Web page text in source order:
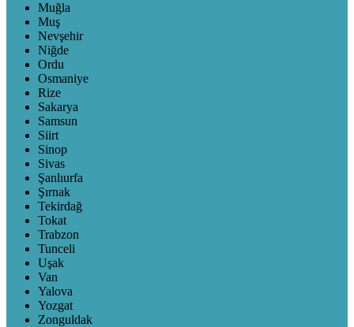
Muğla
Muş
Nevşehir
Niğde
Ordu
Osmaniye
Rize
Sakarya
Samsun
Siirt
Sinop
Sivas
Şanlıurfa
Şırnak
Tekirdağ
Tokat
Trabzon
Tunceli
Uşak
Van
Yalova
Yozgat
Zonguldak